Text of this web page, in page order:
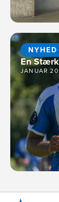
NYHED
En
JANUAR